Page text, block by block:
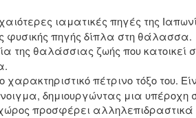
ιαματικές πηγές της
φυσικής πηγής δίπλα στη θάλασσα.
της θαλάσσιας ζωής που κατοικεί
πέτρινο τόξο του.
δημιουργώντας μια υπέροχη
προσφέρει